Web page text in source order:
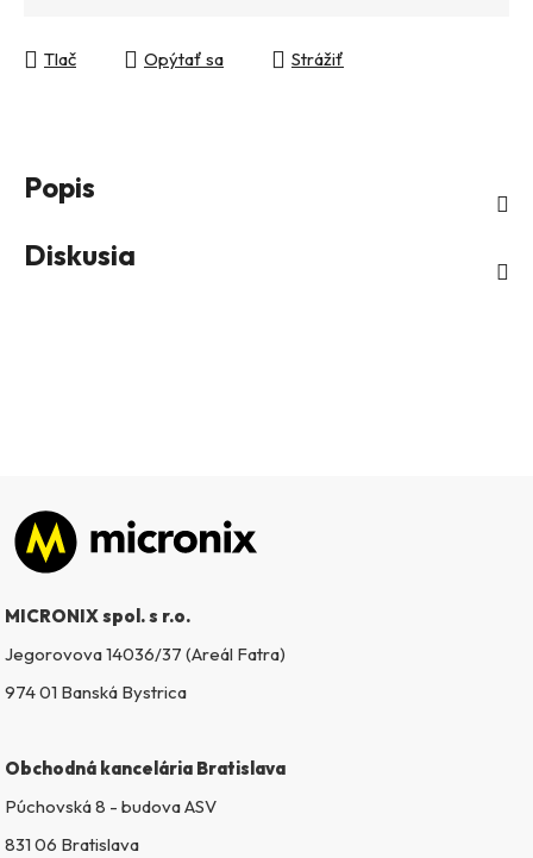
Tlač Opýtať sa Strážiť
Popis
Diskusia
Zápätie
MICRONIX spol. s r.o.
Jegorovova 14036/37 (Areál Fatra)
974 01 Banská Bystrica
Obchodná kancelária Bratislava
Púchovská 8 - budova ASV
831 06 Bratislava